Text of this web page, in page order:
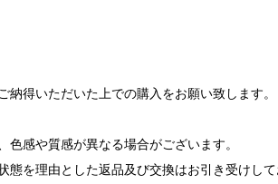
得いただいた上での購入をお願い致します。
色感や質感が異なる場合がございます。
態を理由とした返品及び交換はお引き受けし